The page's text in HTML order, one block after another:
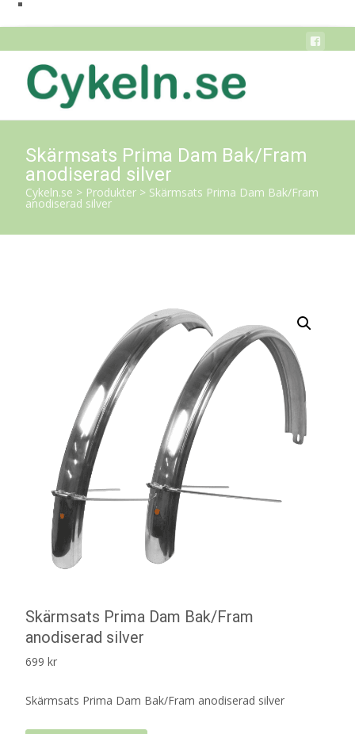
Skärmsats Prima Dam Bak/Fram
anodiserad silver
Cykeln.se > Produkter > Skärmsats Prima Dam Bak/Fram
anodiserad silver
Skärmsats Prima Dam Bak/Fram
anodiserad silver
699 kr
Skärmsats Prima Dam Bak/Fram anodiserad silver